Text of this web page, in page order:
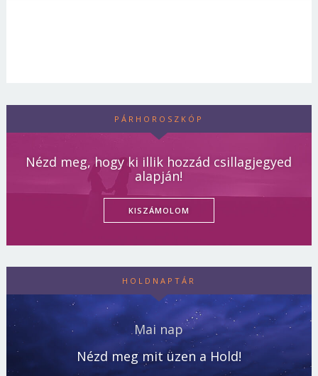
PÁRHOROSZKÓP
Nézd meg, hogy ki illik hozzád csillagjegyed
alapján!
KISZÁMOLOM
HOLDNAPTÁR
Mai nap
Nézd meg mit üzen a Hold!